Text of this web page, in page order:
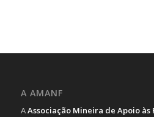
A AMANF
AAssociação Mineira de Apoio às